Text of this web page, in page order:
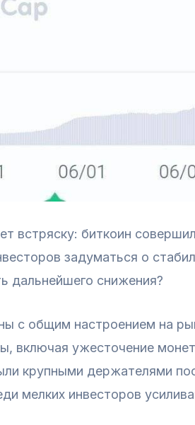
встряску: биткоин
задуматься о
дальнейшего снижения?
с общим настроением на
включая ужесточение
крупными держателями
мелких инвесторов